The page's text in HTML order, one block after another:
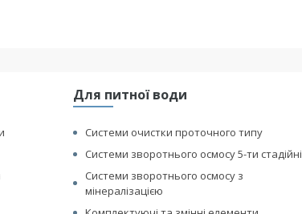
Для питної води
Системи очистки проточного типу
Системи зворотнього осмосу 5-ти стадійні
Системи зворотнього осмосу з
мінералізацією